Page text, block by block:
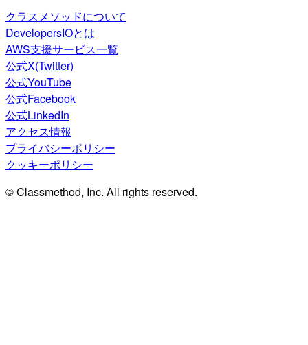
クラスメソッドについて
DevelopersIOとは
AWS支援サービス一覧
公式X(Twitter)
公式YouTube
公式Facebook
公式LinkedIn
アクセス情報
プライバシーポリシー
クッキーポリシー
© Classmethod, Inc. All rights reserved.